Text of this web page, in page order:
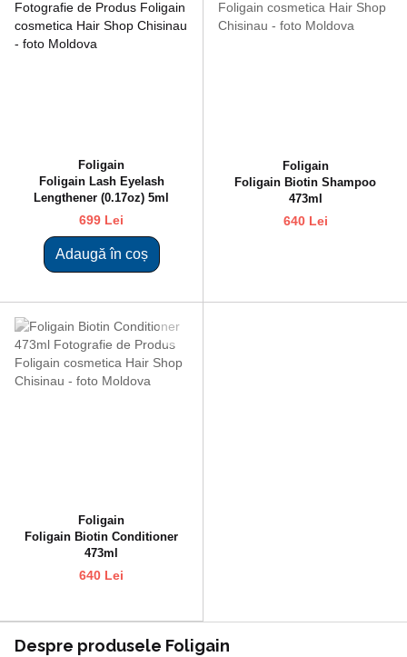
Foligain
Foligain Lash Eyelash
Lengthener (0.17oz) 5ml
699 Lei
Adaugă în coș
Foligain
Foligain Biotin Shampoo
473ml
640 Lei
Foligain
Foligain Biotin Conditioner
473ml
640 Lei
Despre produsele Foligain